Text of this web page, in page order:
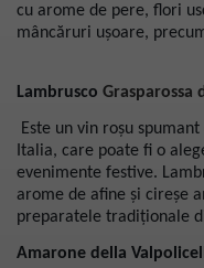
cu arome de pere, flori
mâncăruri ușoare,
Lambrusco Grasparossa
Este un vin roșu
Italia, care poate fi o
evenimente festive.
arome de afine și cireșe
preparatele tradiționale
Amarone della